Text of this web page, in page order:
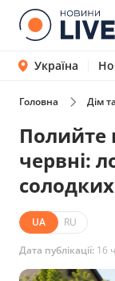
Україна
Головна Дім
Полийте
червні:
UA RU
Дата публікації: 16